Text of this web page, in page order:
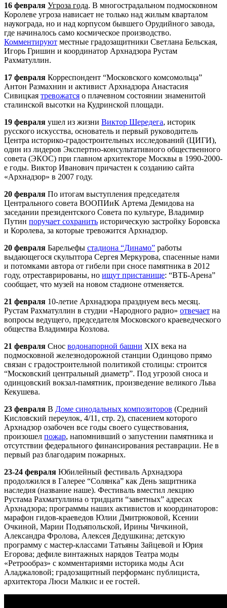
16 февраля Угроза года. В многострадальном подмосковном
Королеве угроза нависает не только над жилым кварталом
наукограда, но и над корпусом бывшего Орудийного завода,
где начиналось само космическое производство.
Комментируют местные градозащитники Светлана Бельская,
Игорь Гришин и координатор Архнадзора Рустам
Рахматуллин.
17 февраля Корреспондент “Московского комсомольца”
Антон Размахнин и активист Архнадзора Анастасия
Сивицкая тревожатся о плачевном состоянии знаменитой
сталинской высотки на Кудринской площади.
19 февраля ушел из жизни Виктор Шередега, историк
русского искусства, основатель и первый руководитель
Центра историко-градостроительных исследований (ЦИГИ),
один из лидеров Экспертно-консультативного общественного
совета (ЭКОС) при главном архитекторе Москвы в 1990-2000-
е годы. Виктор Иванович причастен к созданию сайта
«Архнадзор» в 2007 году.
20 февраля По итогам выступления председателя
Центрального совета ВООПИиК Артема Демидова на
заседании президентского Совета по культуре, Владимир
Путин поручает сохранить историческую застройку Боровска
и Королева, за которые тревожится Архнадзор.
20 февраля Барельефы стадиона “Динамо” работы
выдающегося скульптора Сергея Меркурова, спасенные нами
и потомками автора от гибели при сносе памятника в 2012
году, отреставрированы, но ищут пристанище: “ВТБ-Арена”
сообщает, что музей на новом стадионе отменяется.
21 февраля 10-летие Архнадзора празднуем весь месяц.
Рустам Рахматуллин в студии «Народного радио» отвечает на
вопросы ведущего, председателя Московского краеведческого
общества Владимира Козлова.
21 февраля Снос водонапорной башни XIX века на
подмосковной железнодорожной станции Одинцово прямо
связан с градостроительной политикой столицы: строится
“Московский центральный диаметр”. Под угрозой сноса и
одинцовский вокзал-памятник, произведение великого Льва
Кекушева.
23 февраля В Доме синодальных композиторов (Средний
Кисловский переулок, 4/11, стр. 2), спасением которого
Архнадзор озабочен все годы своего существования,
произошел пожар, напомнивший о запустении памятника и
отсутствии федерального финансирования реставрации. Не в
первый раз благодарим пожарных.
23-24 февраля Юбилейный фестиваль Архнадзора
продолжился в Галерее “Солянка” как День защитника
наследия (название наше). Фестиваль вместил лекцию
Рустама Рахматуллина о тридцати “заветных” адресах
Архнадзора; программы наших активистов и координаторов:
марафон гидов-краеведов Юлии Дмитрюковой, Ксении
Очкиной, Марии Подъяпольской, Ирины Чичкиной,
Александра Фролова, Алексея Дедушкина; детскую
программу с мастер-классами Татьяны Зайцевой и Юрия
Егорова; дефиле винтажных нарядов Театра моды
«Ретрообраз» с комментариями историка моды Аси
Аладжаловой; градозащитный перформанс публициста,
архитектора Люси Малкис и ее гостей.